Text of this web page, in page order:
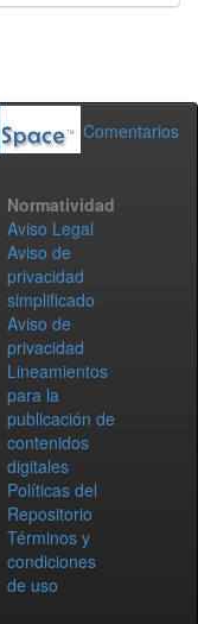
Comentarios
Normatividad
Aviso Legal
Aviso de
privacidad
simplificado
Aviso de
privacidad
Lineamientos
para la
publicación de
contenidos
digitales
Políticas del
Repositorio
Términos y
condiciones
de uso